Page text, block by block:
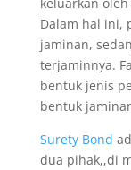
keluarkan
Dalam hal ini,
jaminan,
terjaminnya.
bentuk jenis
bentuk
Surety Bond
dua pihak,,di